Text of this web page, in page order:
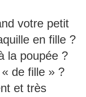
votre petit
en fille ?
la poupée ?
de fille » ?
et très